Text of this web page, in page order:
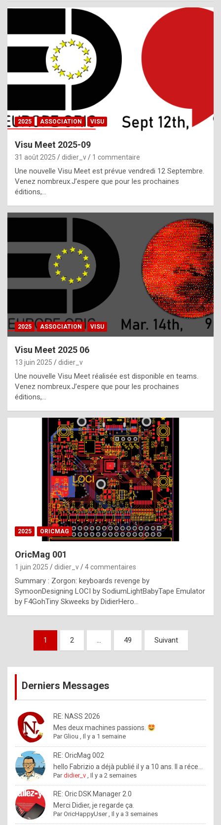
l
,
g
h
t
f
h
a
t
t
e
b
e
s
t
p
h
o
n
y
l
e
x
a
%
a
d
e
b
y
R
o
2025 ASSOCIATION VISU
Visu Meet 2025-09
31 août 2025 didier_v 1 commentaire
Une nouvelle Visu Meet est prévue vendredi 12 Septembre.
Venez nombreux.J’espere que pour les prochaines
éditions,…
2025 ASSOCIATION VISU
Visu Meet 2025 06
13 juin 2025 didier_v
Une nouvelle Visu Meet réalisée est disponible en teams.
Venez nombreux.J’espere que pour les prochaines
éditions,…
2025 ORICMAG
OricMag 001
1 juin 2025 didier_v 4 commentaires
Summary : Zorgon: keyboards revenge by
SymoonDesigning LOCI by SodiumLightBabyTape Emulator
by F4GohTiny Skweeks by DidierHero…
Pagination
publications
1 2 … 49 Suivant
Derniers Messages
RE: NASS 2026
Mes deux machines passions.
ParGliou ,Il y a 1 semaine
RE: OricMag 002
hello Fabrizio a déjà publié il y a 10 ans. Il a réce...
Pardidier_v ,Il y a 2 semaines
RE: Oric DSK Manager 2.0
Merci Didier, je regarde ça.
ParOricHappyUser,Il y a 3 semaines